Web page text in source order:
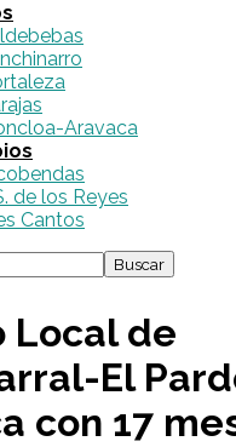
Aravaca
de los Reyes
Cantos
Local de
El
con 17